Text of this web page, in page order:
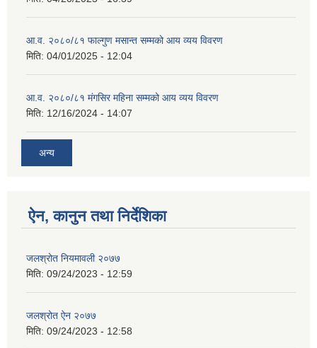
आ.व. २०८०/८१ फाल्गुण मसान्त सम्मको आय व्यय विवरण
मिति: 04/01/2025 - 12:04
आ.व. २०८०/८१ मंगसिर महिना सम्मको आय व्यय विवरण
मिति: 12/16/2024 - 14:07
अन्य
ऐन, कानुन तथा निर्देशिका
जलश्रोत नियमावली २०७७
मिति: 09/24/2023 - 12:59
जलश्रोत ऐन २०७७
मिति: 09/24/2023 - 12:58